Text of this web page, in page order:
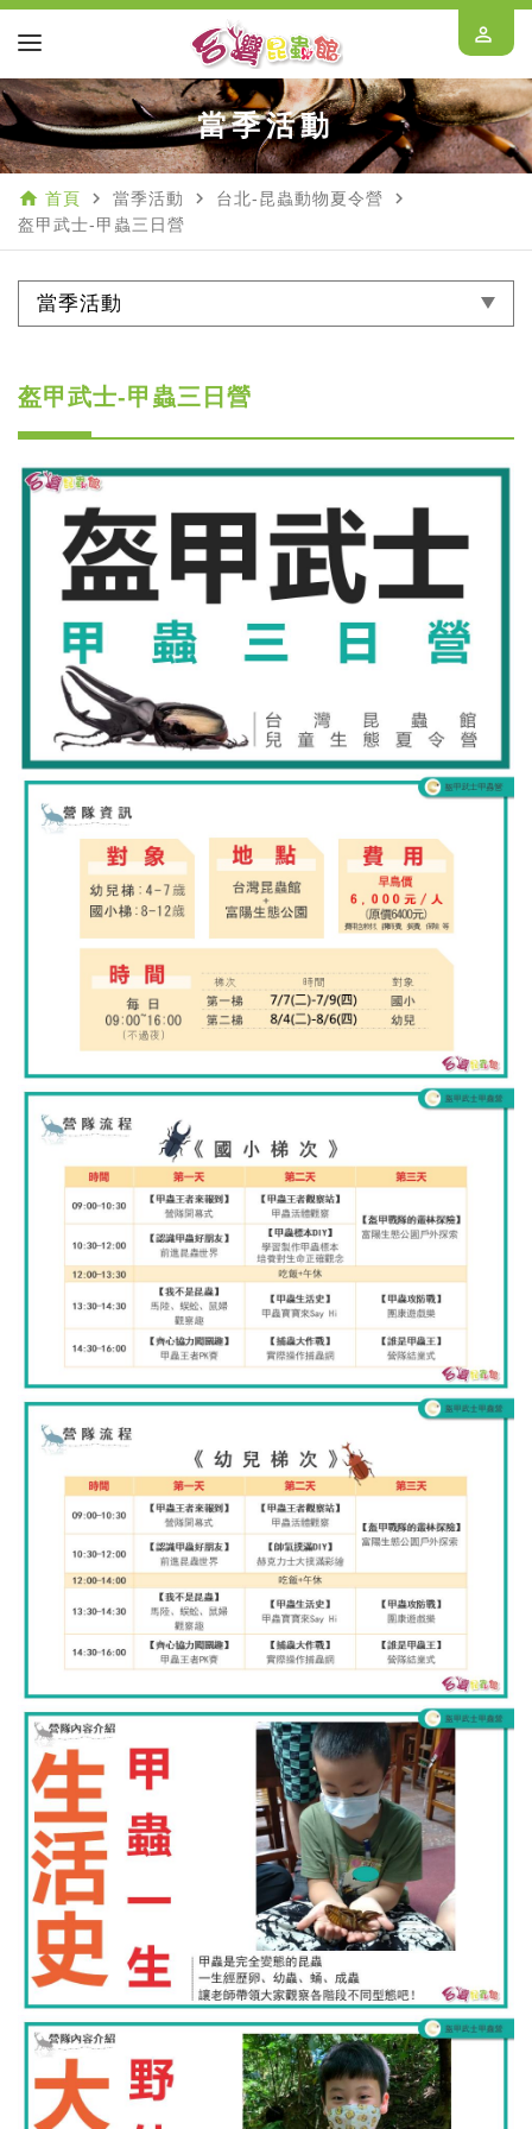
perm_identity
當季活動
home 首頁 navigate_next 當季活動 navigate_next 台北-昆蟲動物夏令營 navigate_next
盔甲武士-甲蟲三日營
當季活動
盔甲武士-甲蟲三日營